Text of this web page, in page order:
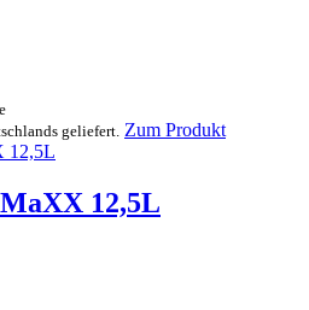
geliefert. Zum Produkt
12,5L